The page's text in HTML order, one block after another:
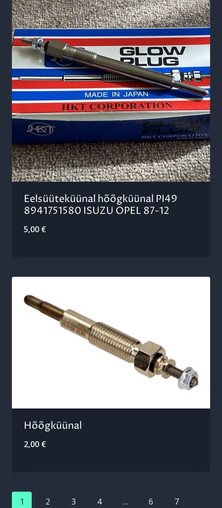
Eelsüüteküünal hõõgküünal PI49
8941751580 ISUZU OPEL 87-12
5,00 €
Hõõgküünal
2,00 €
1 2 3 4 … 6
7